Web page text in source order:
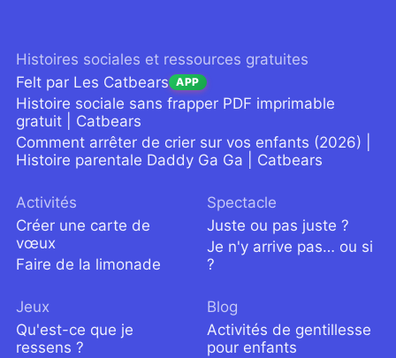
Histoires sociales et ressources gratuites
Felt par Les Catbears APP
Histoire sociale sans frapper PDF imprimable
gratuit | Catbears
Comment arrêter de crier sur vos enfants (2026) |
Histoire parentale Daddy Ga Ga | Catbears
Activités
Créer une carte de
vœux
Faire de la limonade
Spectacle
Juste ou pas juste ?
Je n'y arrive pas… ou si
?
Jeux
Qu'est-ce que je
ressens ?
Blog
Activités de gentillesse
pour enfants